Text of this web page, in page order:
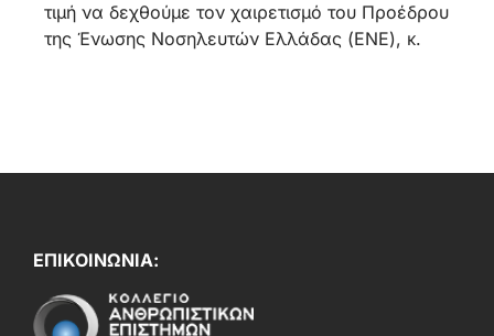
τιμή να δεχθούμε τον χαιρετισμό του Προέδρου
της Ένωσης Νοσηλευτών Ελλάδας (ΕΝΕ), κ.
ΕΠΙΚΟΙΝΩΝΙΑ: